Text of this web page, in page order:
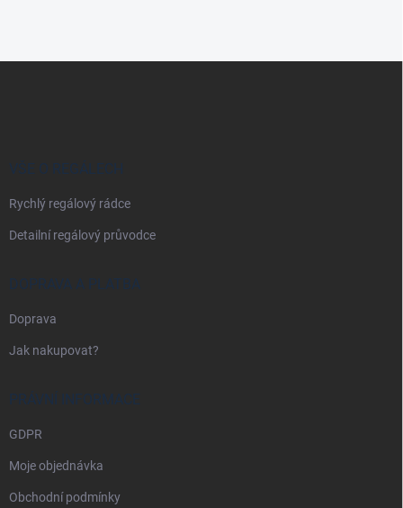
VŠE O REGÁLECH
Rychlý regálový rádce
Detailní regálový průvodce
DOPRAVA A PLATBA
Doprava
Jak nakupovat?
PRÁVNÍ INFORMACE
GDPR
Moje objednávka
Obchodní podmínky